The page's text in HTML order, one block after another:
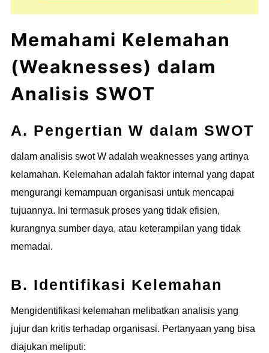
Memahami Kelemahan
(Weaknesses) dalam
Analisis SWOT
A. Pengertian W dalam SWOT
dalam analisis swot W adalah weaknesses yang artinya
kelamahan. Kelemahan adalah faktor internal yang dapat
mengurangi kemampuan organisasi untuk mencapai
tujuannya. Ini termasuk proses yang tidak efisien,
kurangnya sumber daya, atau keterampilan yang tidak
memadai.
B. Identifikasi Kelemahan
Mengidentifikasi kelemahan melibatkan analisis yang
jujur dan kritis terhadap organisasi. Pertanyaan yang bisa
diajukan meliputi: